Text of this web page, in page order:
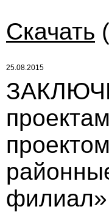
Скачать
25.08.2015